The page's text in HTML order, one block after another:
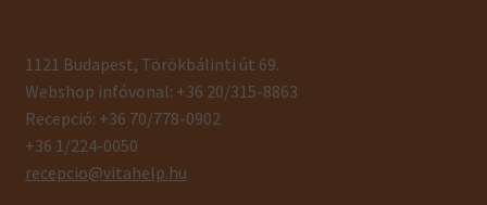
1121 Budapest, Törökbálinti út 69.
Webshop infóvonal: +36 20/315-8863
Recepció: +36 70/778-0902
+36 1/224-0050
recepcio@vitahelp.hu